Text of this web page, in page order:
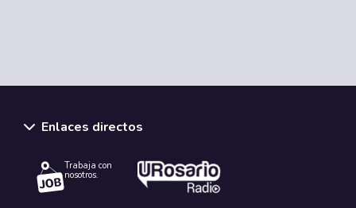
Enlaces directos
Trabaja con
nosotros.